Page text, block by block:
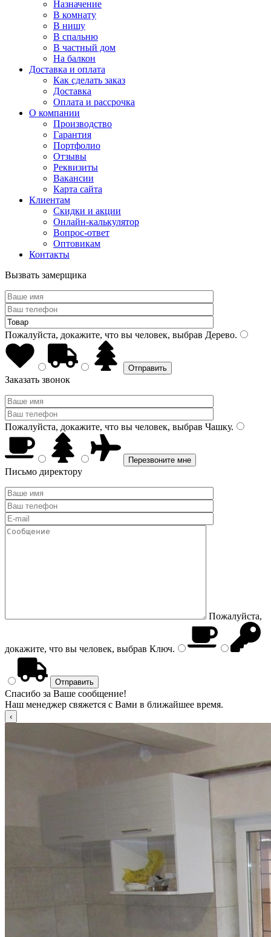
Назначение
В комнату
В нишу
В спальню
В частный дом
На балкон
Доставка и оплата
Как сделать заказ
Доставка
Оплата и рассрочка
О компании
Производство
Гарантия
Портфолио
Отзывы
Реквизиты
Вакансии
Карта сайта
Клиентам
Скидки и акции
Онлайн-калькулятор
Вопрос-ответ
Оптовикам
Контакты
Вызвать замерщика
Пожалуйста, докажите, что вы человек, выбрав Дерево.
Заказать звонок
Пожалуйста, докажите, что вы человек, выбрав Чашку.
Письмо директору
Пожалуйста,
докажите, что вы человек, выбрав Ключ.
Спасибо за Ваше сообщение!
Наш менеджер свяжется с Вами в ближайшее время.